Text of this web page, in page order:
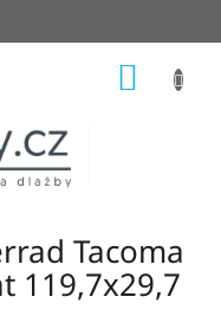
Tacoma
119,7x29,7